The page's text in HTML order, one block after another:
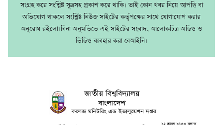
সংগ্রহ করে সংশ্লিষ্ট সূত্রসহ প্রকাশ করে থাকি। তাই কোন খবর নিয়ে আপত্তি বা
অভিযোগ থাকলে সংশ্লিষ্ট নিউজ সাইটের কর্তৃপক্ষের সাথে যোগাযোগ করার
অনুরোধ রইলো।বিনা অনুমতিতে এই সাইটের সংবাদ, আলোকচিত্র অডিও ও
ভিডিও ব্যবহার করা বেআইনি।